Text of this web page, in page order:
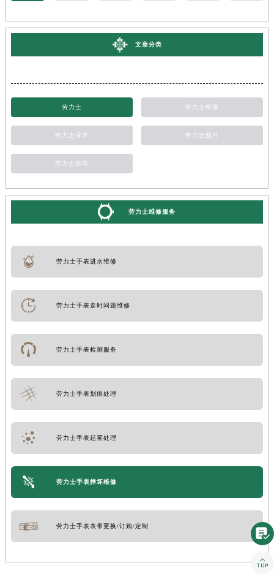
文章分类
劳力士 劳力士维修
劳力士保养 劳力士配件
劳力士新闻
劳力士维修服务
劳力士手表进水维修
劳力士手表走时问题维修
劳力士手表检测服务
劳力士手表划痕处理
劳力士手表起雾处理
劳力士手表摔坏维修
劳力士手表表带更换/订购/定制

